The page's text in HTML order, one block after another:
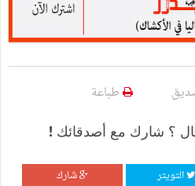
طباعة
؟ شارك مع أصدقائك !
التويتر شارك